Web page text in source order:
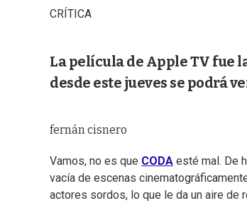
CRÍTICA
La película de Apple TV fue
desde este jueves se podrá
fernán cisnero
Vamos, no es que CODA esté mal. De
vacía de escenas
actores sordos, lo que le da un aire de